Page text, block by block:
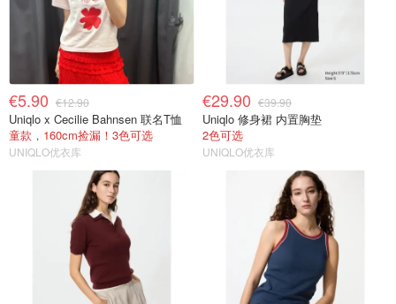
€5.90 €12.90
Uniqlo x Cecilie Bahnsen 联名T恤
童款，160cm捡漏！3色可选
UNIQLO优衣库
€29.90 €39.90
Uniqlo 修身裙 内置胸垫
2色可选
UNIQLO优衣库